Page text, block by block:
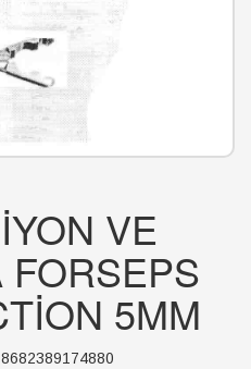
VE
FORSEPS
5MM
8682389174880